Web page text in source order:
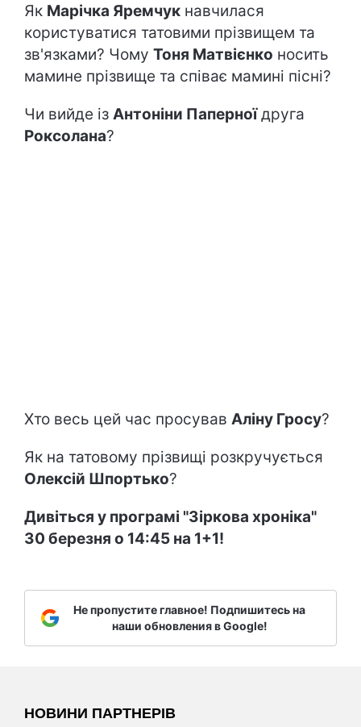
Як Марічка Яремчук навчилася
користуватися татовими прізвищем та
зв'язками? Чому Тоня Матвієнко носить
мамине прізвище та співає мамині пісні?
Чи вийде із Антоніни Паперноїдруга
Роксолана?
Хто весь цей час просував Аліну Гросу?
Як на татовому прізвищі розкручується
Олексій Шпортько?
Дивіться у програмі "Зіркова хроніка"
30 березня о 14:45 на 1+1!
Не пропустите главное! Подпишитесь на
наши обновления в Google!